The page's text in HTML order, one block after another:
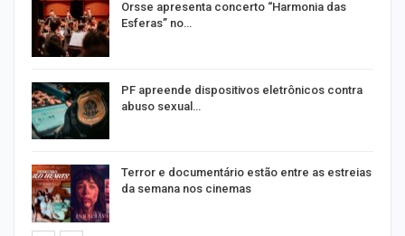
Orsse apresenta concerto “Harmonia das
Esferas” no…
PF apreende dispositivos eletrônicos contra
abuso sexual…
Terror e documentário estão entre as estreias
da semana nos cinemas